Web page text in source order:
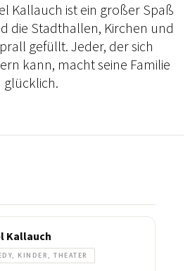
Kallauch ist ein großer Spaß
die Stadthallen, Kirchen und
gefüllt. Jeder, der sich
kann, macht seine Familie
glücklich.
Kallauch
KINDER, THEATER